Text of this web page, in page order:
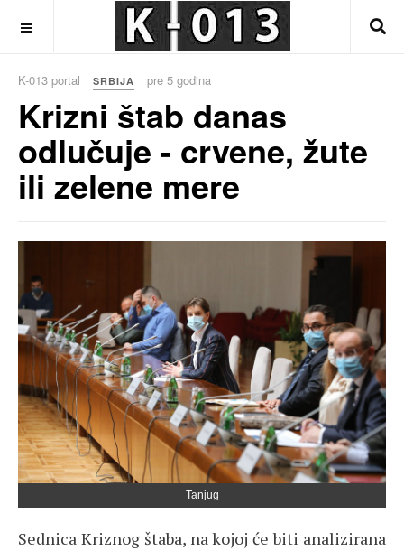
K-013 portal SRBIJA pre 5 godina
Krizni štab danas
odlučuje - crvene, žute
ili zelene mere
Tanjug
Sednica Kriznog štaba, na kojoj će biti analizirana